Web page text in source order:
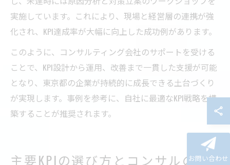
実施しています。これにより、現場と経営層の連携が強
化され、KPI達成率が大幅に向上した成功例があります。
このように、コンサルティング会社のサポートを受ける
ことで、KPI設計から運用、改善まで一貫した支援が可能
となり、東京都の企業が持続的に成長できる土台づくり
が実現します。事例を参考に、自社に最適なKPI戦略を構
築することが推奨されます。
主要KPIの選び方とコンサルの実
お問い合わせ